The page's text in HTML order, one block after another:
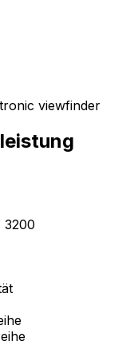
viewfinder
3200